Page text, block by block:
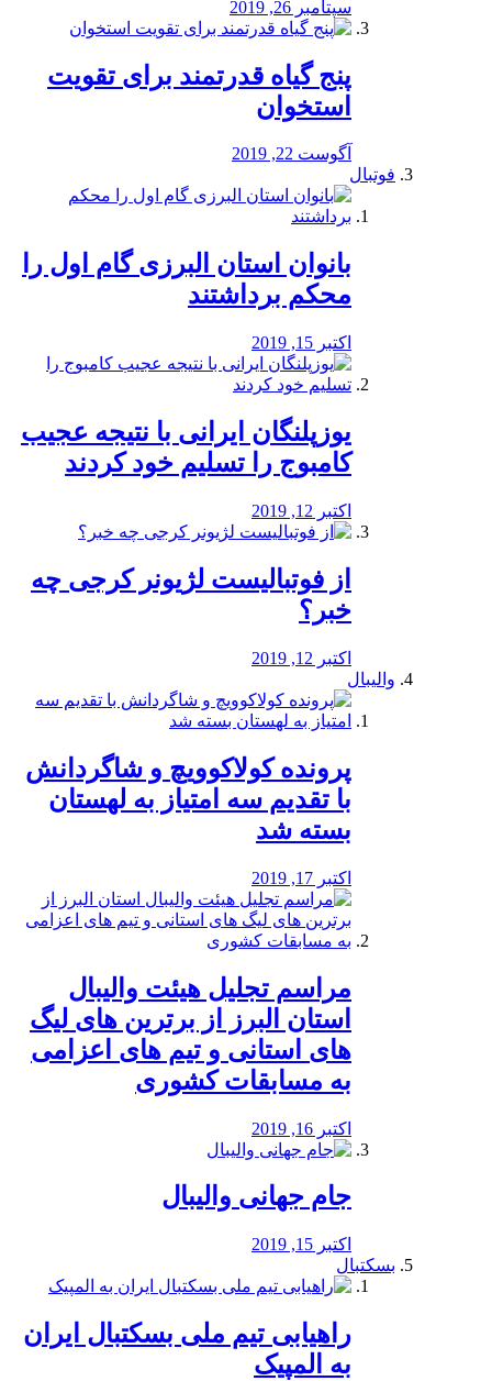
سپتامبر 26, 2019
پنج گیاه قدرتمند برای تقویت
استخوان
آگوست 22, 2019
فوتبال
بانوان استان البرزی گام اول را
محكم برداشتند
اکتبر 15, 2019
یوزپلنگان ایرانی با نتیجه عجیب
کامبوج را تسلیم خود کردند
اکتبر 12, 2019
از فوتبالیست لژیونر کرجی چه
خبر؟
اکتبر 12, 2019
والیبال
پرونده کولاکوویچ و شاگردانش
با تقدیم سه امتیاز به لهستان
بسته شد
اکتبر 17, 2019
مراسم تجلیل هیئت والیبال
استان البرز از برترین های لیگ
های استانی و تیم های اعزامی
به مسابقات کشوری
اکتبر 16, 2019
جام جهانی والیبال
اکتبر 15, 2019
بسکتبال
راهیابی تیم ملی بسکتبال ایران
به المپیک